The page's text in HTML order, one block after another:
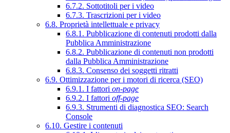
6.7.2. Sottotitoli per i video
6.7.3. Trascrizioni per i video
6.8. Proprietà intellettuale e privacy
6.8.1. Pubblicazione di contenuti prodotti dalla
Pubblica Amministrazione
6.8.2. Pubblicazione di contenuti non prodotti
dalla Pubblica Amministrazione
6.8.3. Consenso dei soggetti ritratti
6.9. Ottimizzazione per i motori di ricerca (SEO)
6.9.1. I fattori on-page
6.9.2. I fattori off-page
6.9.3. Strumenti di diagnostica SEO: Search
Console
6.10. Gestire i contenuti